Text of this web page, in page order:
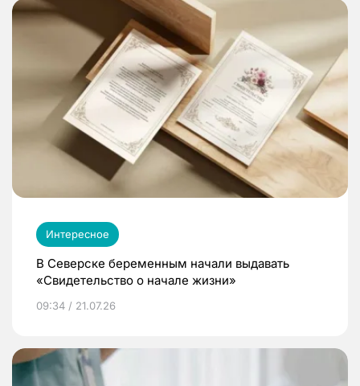
Интересное
В Северске беременным начали выдавать
«Свидетельство о начале жизни»
09:34 / 21.07.26